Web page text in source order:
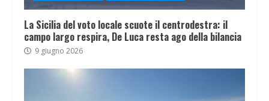
La Sicilia del voto locale scuote il centrodestra: il
campo largo respira, De Luca resta ago della bilancia
9 giugno 2026